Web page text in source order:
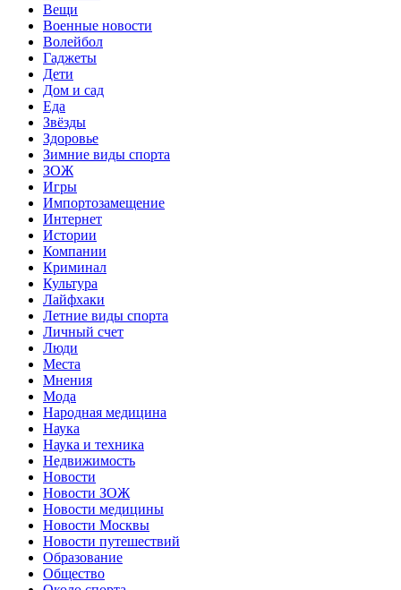
Вещи
Военные новости
Волейбол
Гаджеты
Дети
Дом и сад
Еда
Звёзды
Здоровье
Зимние виды спорта
ЗОЖ
Игры
Импортозамещение
Интернет
Истории
Компании
Криминал
Культура
Лайфхаки
Летние виды спорта
Личный счет
Люди
Места
Мнения
Мода
Народная медицина
Наука
Наука и техника
Недвижимость
Новости
Новости ЗОЖ
Новости медицины
Новости Москвы
Новости путешествий
Образование
Общество